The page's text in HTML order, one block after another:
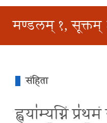
मण्डलम् १,
संहिता
ह्वया॑म्य॒ग्निं